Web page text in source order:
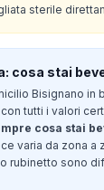
sterile
cosa stai
Bisignano in
con tutti i valori
cosa stai
varia da zona a
rubinetto sono